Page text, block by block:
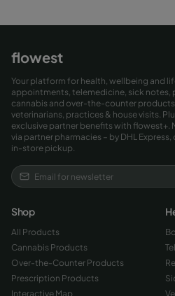
flowest
Your platform for health, wellbeing and
appointments, telemedicine, sick notes,
cannabis and over-the-counter
veterinarians, practices & house visits.
exclusive partner benefits with flowest+.
via partner pharmacies – by DHL
in-store pickup.
Shop
All Products
Cannabis Products
Over-the-Counter Products
Prescription Products
Interactive Map